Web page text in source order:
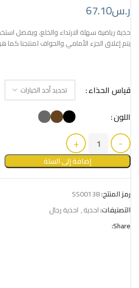
ر.س67.10
حذية رياضية سهلة الارتداء والخلع، ويفضل
يتم إغلاق الجزء الأمامي والحواف لمنتجنا
قياس الحذاء
اللون
إضافة إلى السلة
رمز المنتج:SS00138
التصنيفات:احذية, احذية رجال
Share: